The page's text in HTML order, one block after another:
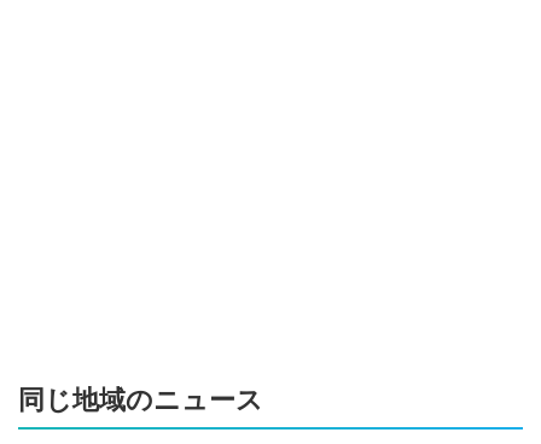
同じ地域のニュース